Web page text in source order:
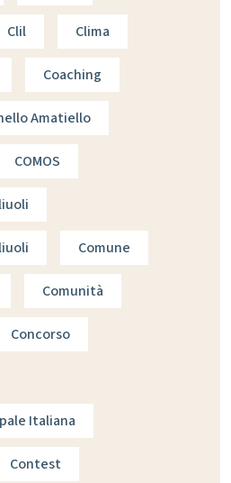
Clil Clima
Coaching
Amatiello
COMOS
Comune
Comunità
Concorso
Italiana
Contest